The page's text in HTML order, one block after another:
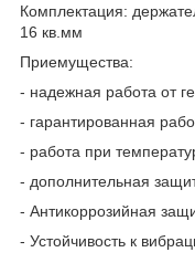
Комплектация:
16 кв.мм
Приемущества:
- надежная работа от
- гарантированная
- работа при
- дополнительная
- Антикоррозийная
- Устойчивость к